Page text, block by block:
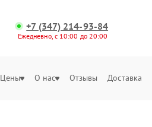
+7 (347) 214-93-84
Ежедневно, с 10:00 до 20:00
Цены О нас Отзывы Доставка